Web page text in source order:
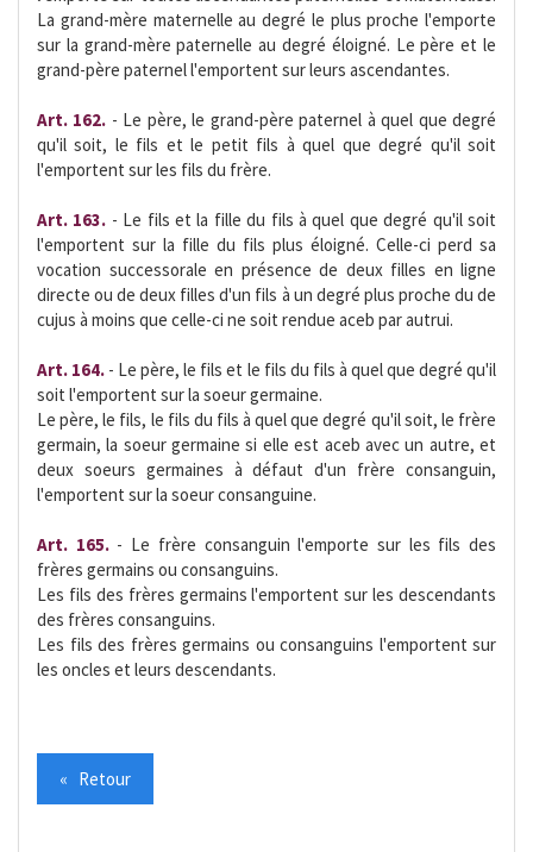
La grand-mère maternelle au degré le plus proche l'emporte
sur la grand-mère paternelle au degré éloigné. Le père et le
grand-père paternel l'emportent sur leurs ascendantes.
Art. 162. - Le père, le grand-père paternel à quel que degré
qu'il soit, le fils et le petit fils à quel que degré qu'il soit
l'emportent sur les fils du frère.
Art. 163. - Le fils et la fille du fils à quel que degré qu'il soit
l'emportent sur la fille du fils plus éloigné. Celle-ci perd sa
vocation successorale en présence de deux filles en ligne
directe ou de deux filles d'un fils à un degré plus proche du de
cujus à moins que celle-ci ne soit rendue aceb par autrui.
Art. 164. - Le père, le fils et le fils du fils à quel que degré qu'il
soit l'emportent sur la soeur germaine.
Le père, le fils, le fils du fils à quel que degré qu'il soit, le frère
germain, la soeur germaine si elle est aceb avec un autre, et
deux soeurs germaines à défaut d'un frère consanguin,
l'emportent sur la soeur consanguine.
Art. 165.- Le frère consanguin l'emporte sur les fils des
frères germains ou consanguins.
Les fils des frères germains l'emportent sur les descendants
des frères consanguins.
Les fils des frères germains ou consanguins l'emportent sur
les oncles et leurs descendants.
« Retour